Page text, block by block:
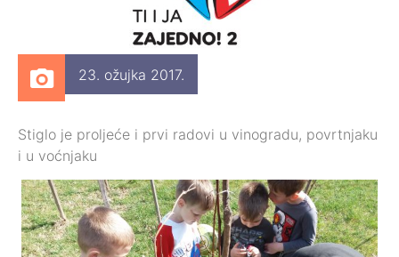
23. ožujka 2017.
Stiglo je proljeće i prvi radovi u vinogradu, povrtnjaku
i u voćnjaku